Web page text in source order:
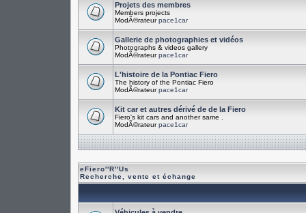
Projets des membres
Members projects
ModÃ©rateurpace1car
Gallerie de photographies et vidéos
Photographs & videos gallery
ModÃ©rateurpace1car
L'histoire de la Pontiac Fiero
The history of the Pontiac Fiero
ModÃ©rateurpace1car
Kit car et autres dérivé de de la Fiero
Fiero's kit cars and another same .
ModÃ©rateurpace1car
eFiero''R''Us
Recherche, vente et échange